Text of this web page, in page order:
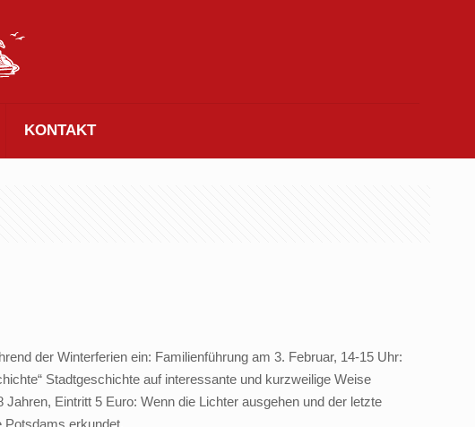
KONTAKT
der Winterferien ein: Familienführung am 3. Februar, 14-15 Uhr:
Stadtgeschichte auf interessante und kurzweilige Weise
Eintritt 5 Euro: Wenn die Lichter ausgehen und der letzte
Potsdams erkundet.